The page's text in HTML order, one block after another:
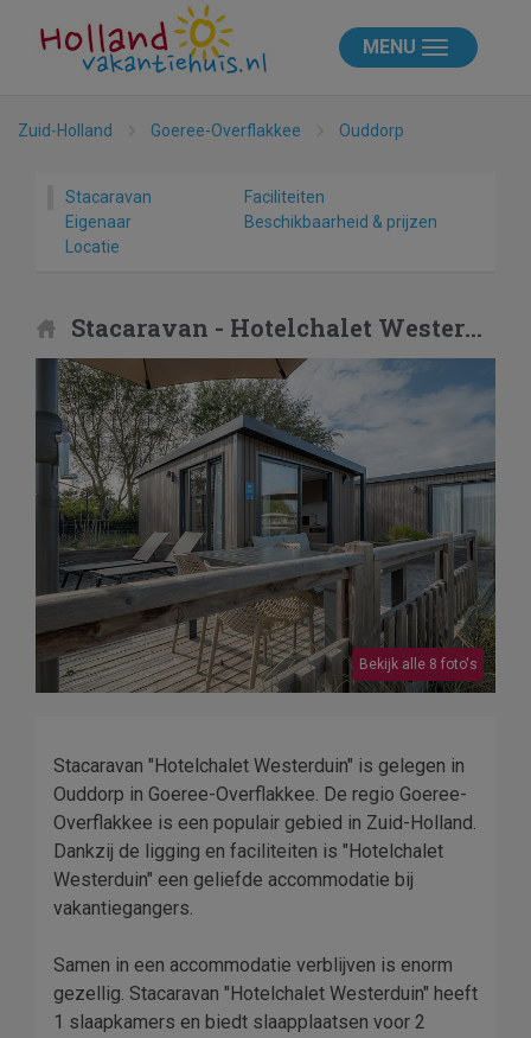
MENU
Zuid-Holland Goeree-Overflakkee Ouddorp
Stacaravan
Faciliteiten
Eigenaar
Beschikbaarheid & prijzen
Locatie
Stacaravan - Hotelchalet Westerduin
Bekijk alle 8 foto's
Stacaravan "Hotelchalet Westerduin" is gelegen in
Ouddorp in Goeree-Overflakkee. De regio Goeree-
Overflakkee is een populair gebied in Zuid-Holland.
Dankzij de ligging en faciliteiten is "Hotelchalet
Westerduin" een geliefde accommodatie bij
vakantiegangers.
Samen in een accommodatie verblijven is enorm
gezellig. Stacaravan "Hotelchalet Westerduin" heeft
1 slaapkamers en biedt slaapplaatsen voor 2